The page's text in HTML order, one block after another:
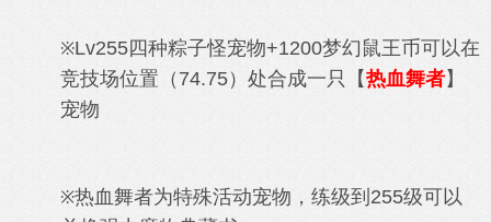
※Lv255四种粽子怪宠物+1200梦幻鼠王币可以在
竞技场位置（74.75）处合成一只【热血舞者】
宠物
※热血舞者为特殊活动宠物，练级到255级可以